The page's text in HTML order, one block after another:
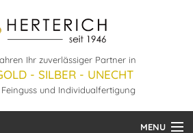
Ihr zuverlässiger Partner in
- SILBER - UNECHT
und Individualfertigung
MENU